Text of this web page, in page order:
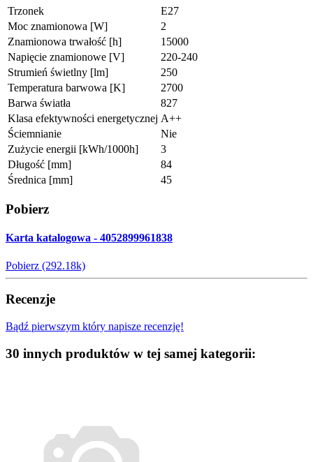
Trzonek
E27
Moc znamionowa [W]
2
Znamionowa trwałość [h]
15000
Napięcie znamionowe [V]
220-240
Strumień świetlny [lm]
250
Temperatura barwowa [K]
2700
Barwa światła
827
Klasa efektywności energetycznej A++
Ściemnianie
Nie
Zużycie energii [kWh/1000h]
3
Długość [mm]
84
Średnica [mm]
45
Pobierz
Karta katalogowa - 4052899961838
Pobierz (292.18k)
Recenzje
Bądź pierwszym który napisze recenzję!
30 innych produktów w tej samej kategorii: